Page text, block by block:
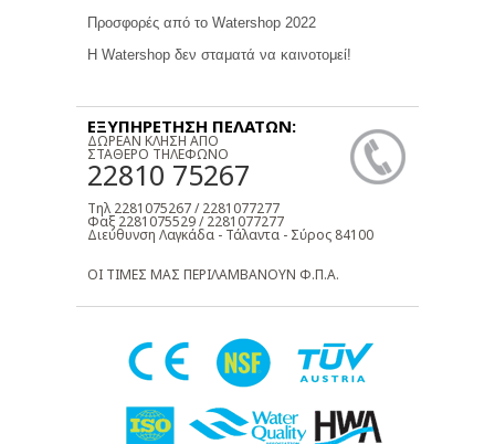
Προσφορές από το Watershop 2022
Η Watershop δεν σταματά να καινοτομεί!
ΕΞΥΠΗΡΕΤΗΣΗ ΠΕΛΑΤΩΝ:
ΔΩΡΕΑΝ ΚΛΗΣΗ ΑΠΟ
ΣΤΑΘΕΡΟ ΤΗΛΕΦΩΝΟ
22810 75267
Τηλ 2281075267 / 2281077277
Φαξ 2281075529 / 2281077277
Διεύθυνση Λαγκάδα - Τάλαντα - Σύρος 84100
ΟΙ ΤΙΜΕΣ ΜΑΣ ΠΕΡΙΛΑΜΒΑΝΟΥΝ Φ.Π.Α.